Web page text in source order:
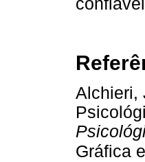
Alchieri,
Gráfica